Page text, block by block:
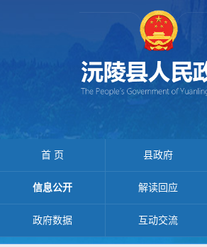
首 页 县政府
信息公开 解读回应
政府数据 互动交流